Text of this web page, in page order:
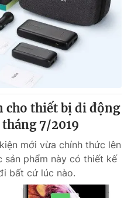
cho thiết bị di động
7/2019
mới vừa chính thức lên
sản phẩm này có thiết kế
bất cứ lúc nào.